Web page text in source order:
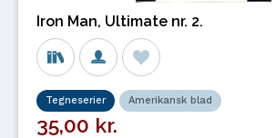
Iron Man, Ultimate nr. 2.
Tegneserier Amerikansk blad
35,00 kr.